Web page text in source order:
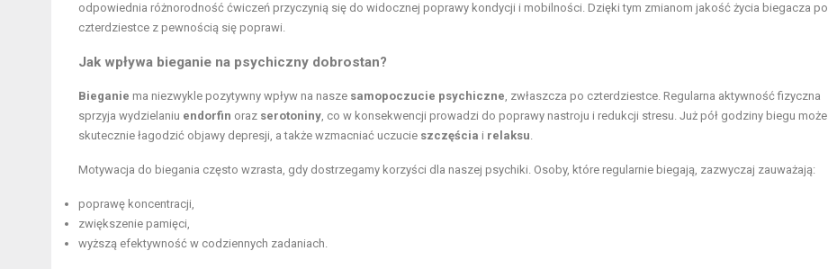
odpowiednia różnorodność ćwiczeń przyczynią się do widocznej poprawy kondycji i mobilności. Dzięki tym zmianom jakość życia biegacza po
czterdziestce z pewnością się poprawi.
Jak wpływa bieganie na psychiczny dobrostan?
Bieganie ma niezwykle pozytywny wpływ na nasze samopoczucie psychiczne, zwłaszcza po czterdziestce. Regularna aktywność fizyczna
sprzyja wydzielaniu endorfin oraz serotoniny, co w konsekwencji prowadzi do poprawy nastroju i redukcji stresu. Już pół godziny biegu może
skutecznie łagodzić objawy depresji, a także wzmacniać uczucie szczęścia i relaksu.
Motywacja do biegania często wzrasta, gdy dostrzegamy korzyści dla naszej psychiki. Osoby, które regularnie biegają, zazwyczaj zauważają:
poprawę koncentracji,
zwiększenie pamięci,
wyższą efektywność w codziennych zadaniach.